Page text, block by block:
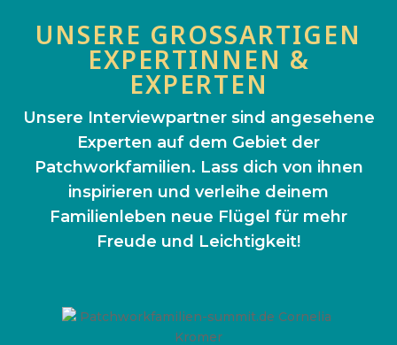
UNSERE GROSSARTIGEN E
XPERTINNEN & E
XPERTEN
Unsere Interviewpartner sind angesehene
Experten auf dem Gebiet der
Patchworkfamilien. Lass dich von ihnen
inspirieren und verleihe deinem
Familienleben neue Flügel für mehr
Freude und Leichtigkeit!
Selbsterfahrene Patchworkerin mit 7 Kindern
seit 20 Jahren, Empathie. Ich weiß, wovon ich